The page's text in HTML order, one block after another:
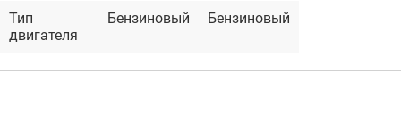
Тип
двигателя
Бензиновый Бензиновый